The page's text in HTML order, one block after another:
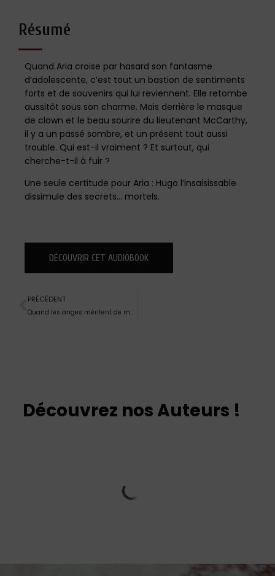
Résumé
Quand Aria croise par hasard son fantasme
d’adolescente, c’est tout un bastion de sentiments
forts et de souvenirs qui lui reviennent. Elle retombe
aussitôt sous son charme. Mais derrière le masque
de clown et le beau sourire du lieutenant McCarthy,
il y a un passé sombre, et un présent tout aussi
trouble. Qui est-il vraiment ? Et surtout, qui
cherche-t-il à fuir ?
Une seule certitude pour Aria : Hugo l’insaisissable
dissimule des secrets… mortels.
DÉCOUVRIR CET AUDIOBOOK
PRÉCÉDENT
Quand les anges méritent de mourir de Ena L.
Découvrez nos Auteurs !